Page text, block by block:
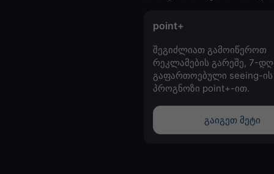
point+
შეგიძლიათ გამოიწეროთ
რეკლამების გარეშე, 7-
გაფართოებული seeing-ის
პროგნოზი point+-ით.
გაიგეთ მეტი